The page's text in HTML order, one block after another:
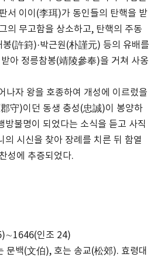
서 이이(李珥)가 동인들의 탄핵을 받
의 무고함을 상소하고, 탄핵의 주동
(許篈)·박근원(朴謹元) 등의 유배를
아 정릉참봉(靖陵參奉)을 거쳐 사옹
나자 왕을 호종하여 개성에 이르렀을
守)이던 동생 충성(忠誠)이 봉양하
방불명이 되었다는 소식을 듣고 사직
의 시신을 찾아 장례를 치른 뒤 함열
성에 추증되었다.
인조 24)
문백(文伯), 호는 송교(松郊). 효령대